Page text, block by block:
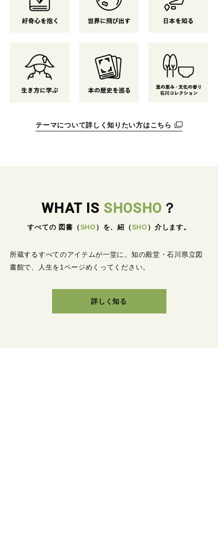
テーマについて詳しく知りたい方はこちら
WHAT IS SHOSHO ？
すべての 図書 （SHO） を、紹 （SHO） 介します。
所蔵するすべてのアイテムが一堂に。 知の殿堂・石川県立図
書館で、人生を1ページめくってください。
詳しく知る